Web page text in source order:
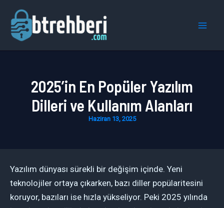
İçeriğe
atla
2025’in En Popüler Yazılım
Dilleri ve Kullanım Alanları
Haziran 13, 2025
Yazılım dünyası sürekli bir değişim içinde. Yeni
teknolojiler ortaya çıkarken, bazı diller popülaritesini
koruyor, bazıları ise hızla yükseliyor. Peki 2025 yılında